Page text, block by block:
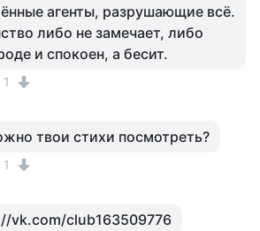
агенты, разрушающие всё.
либо не замечает, либо
и спокоен, а бесит.
1
твои стихи посмотреть?
1
vk.com/club163509776